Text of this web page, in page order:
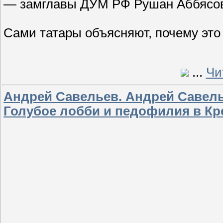
— замглавы ДУМ РФ Рушан
Сами татары объясняют, почему
...
Андрей Савельев. Андрей
Голубое лобби и педофилия в